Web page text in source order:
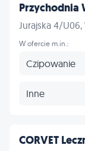
Przychodnia
Jurajska 4/U06,
W ofercie m.in.:
Czipowanie
Inne
CORVET